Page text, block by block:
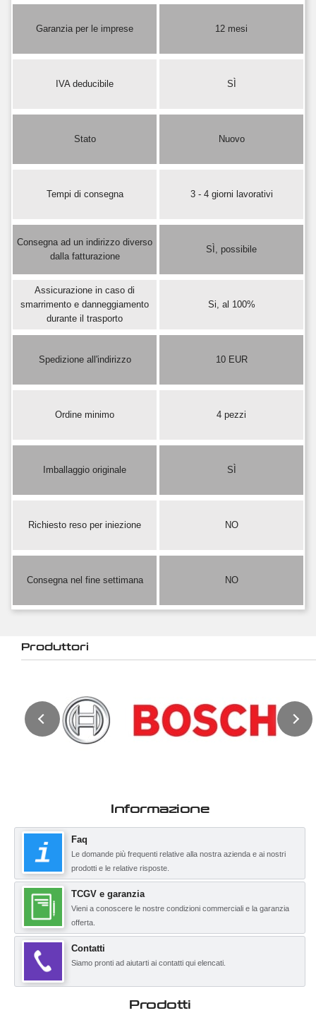
Garanzia per le imprese 12 mesi
IVA deducibile SÌ
Stato Nuovo
Tempi di consegna 3 - 4 giorni lavorativi
Consegna ad un indirizzo diverso
dalla fatturazione
SÌ, possibile
Assicurazione in caso di
smarrimento e danneggiamento
durante il trasporto
Si, al 100%
Spedizione all'indirizzo 10 EUR
Ordine minimo 4 pezzi
Imballaggio originale SÌ
Richiesto reso per iniezione NO
Consegna nel fine settimana NO
Produttori
Informazione
Faq
Le domande più frequenti relative alla nostra azienda e ai nostri
prodotti e le relative risposte.
TCGV e garanzia
Vieni a conoscere le nostre condizioni commerciali e la garanzia
offerta.
Contatti
Siamo pronti ad aiutarti ai contatti qui elencati.
Prodotti